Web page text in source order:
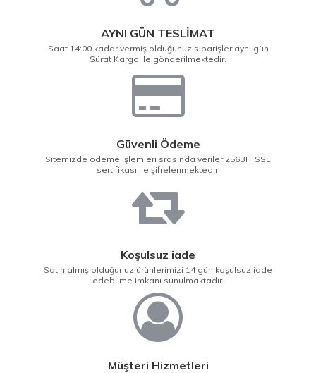
AYNI GÜN TESLİMAT
Saat 14:00 kadar vermiş olduğunuz siparişler aynı gün
Sürat Kargo ile gönderilmektedir.
Güvenli Ödeme
Sitemizde ödeme işlemleri srasında veriler 256BIT SSL
sertifikası ile şifrelenmektedir.
Koşulsuz iade
Satın almış olduğunuz ürünlerimizi 14 gün koşulsuz iade
edebilme imkanı sunulmaktadır.
Müşteri Hizmetleri